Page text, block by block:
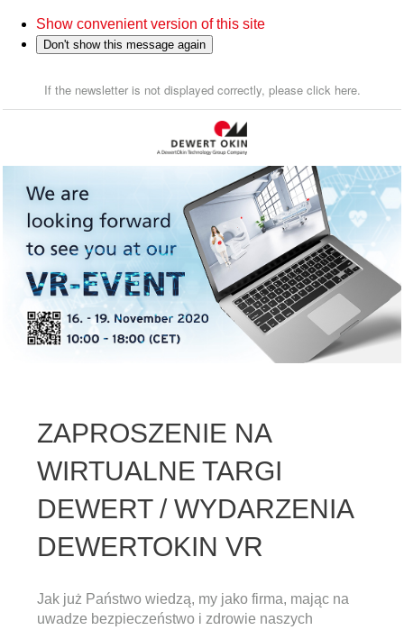
Show convenient version of this site
Don't show this message again
If the newsletter is not displayed correctly, please click here.
ZAPROSZENIE NA
WIRTUALNE TARGI
DEWERT / WYDARZENIA
DEWERTOKIN VR
Jak już Państwo wiedzą, my jako firma, mając na
uwadze bezpieczeństwo i zdrowie naszych